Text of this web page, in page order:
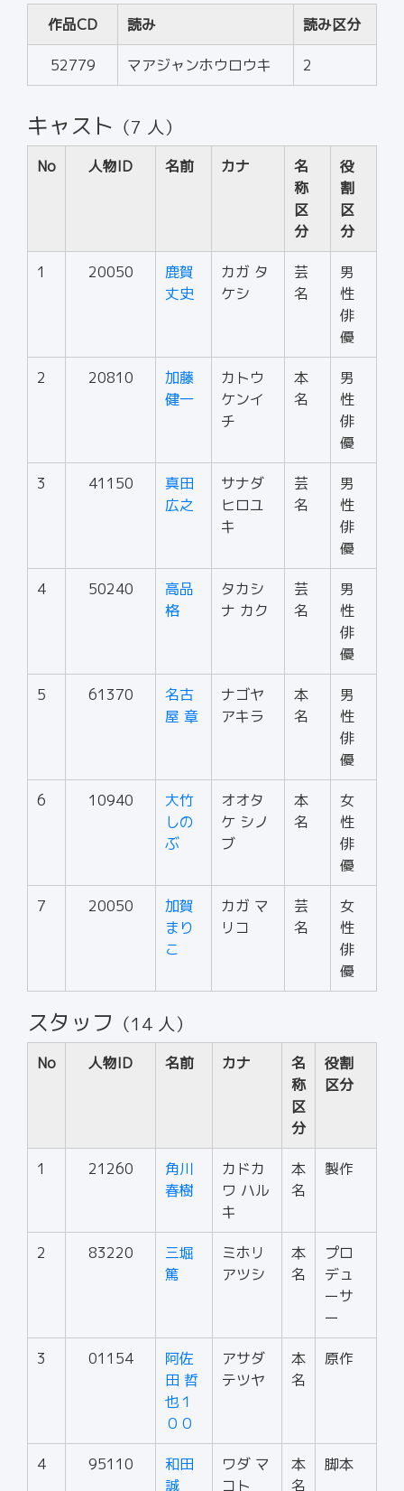
作品CD 読み 読み区分
52779 マアジャンホウロウキ 2
キャスト （7 人）
No 人物ID 名前 カナ
名
称
区
分
役
割
区
分
1 20050
鹿賀
丈史
カガ タ
ケシ
芸
名
男
性
俳
優
2 20810
加藤
健一
カトウ
ケンイ
チ
本
名
男
性
俳
優
3 41150
真田
広之
サナダ
ヒロユ
キ
芸
名
男
性
俳
優
4 50240
高品
格
タカシ
ナ カク
芸
名
男
性
俳
優
5 61370
名古
屋 章
ナゴヤ
アキラ
本
名
男
性
俳
優
6 10940
大竹
しの
ぶ
オオタ
ケ シノ
ブ
本
名
女
性
俳
優
7 20050
加賀
まり
こ
カガ マ
リコ
芸
名
女
性
俳
優
スタッフ （14 人）
No 人物ID 名前 カナ
名
称
区
分
役割
区分
1 21260
角川
春樹
カドカ
ワ ハル
キ
本
名
製作
2 83220
三堀
篤
ミホリ
アツシ
本
名
プロ
デュ
ーサ
ー
3 01154
阿佐
田 哲
也１
００
アサダ
テツヤ
本
名
原作
4 95110
和田
誠
ワダ マ
コト
本
名
脚本